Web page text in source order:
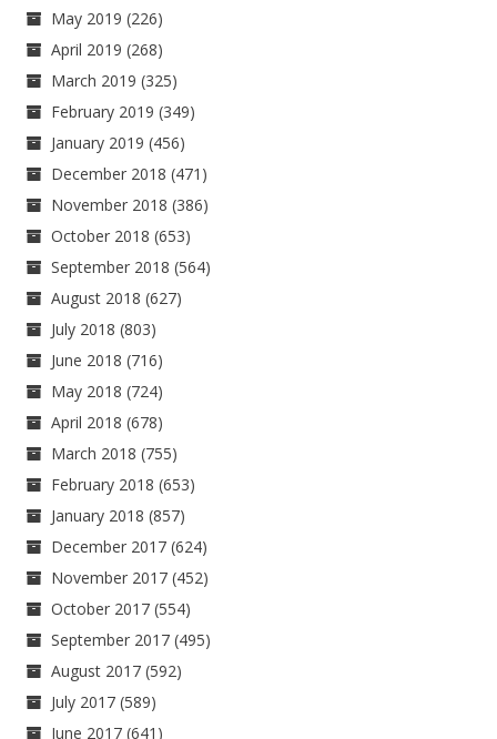
May 2019 (226)
April 2019 (268)
March 2019 (325)
February 2019 (349)
January 2019 (456)
December 2018 (471)
November 2018 (386)
October 2018 (653)
September 2018 (564)
August 2018 (627)
July 2018 (803)
June 2018 (716)
May 2018 (724)
April 2018 (678)
March 2018 (755)
February 2018 (653)
January 2018 (857)
December 2017 (624)
November 2017 (452)
October 2017 (554)
September 2017 (495)
August 2017 (592)
July 2017 (589)
June 2017 (641)